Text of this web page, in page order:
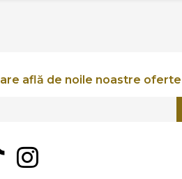
află de noile noastre oferte